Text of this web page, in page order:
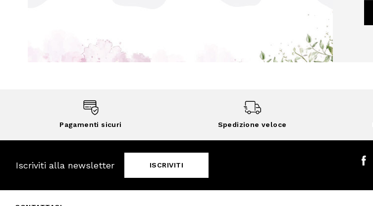
Pagamenti sicuri Spedizione veloce
Iscriviti alla newsletter ISCRIVITI